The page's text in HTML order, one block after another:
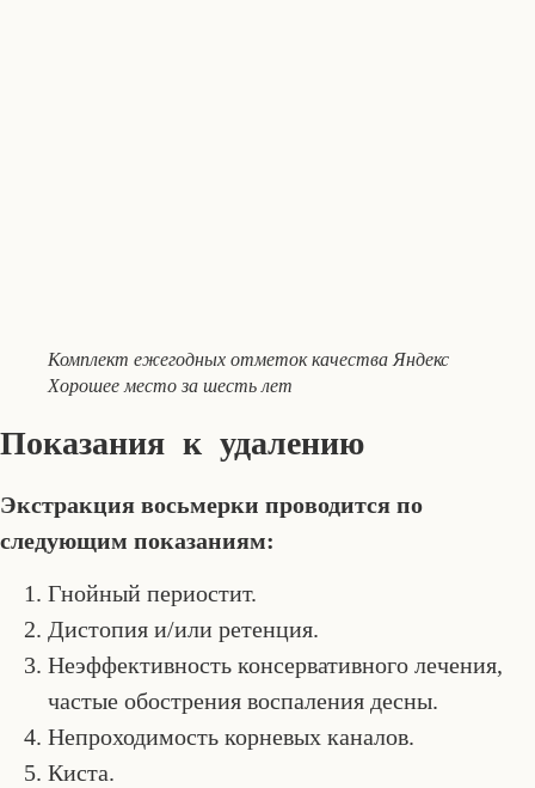
Комплект ежегодных отметок качества Яндекс
Хорошее место за шесть лет
Показания к удалению
Экстракция восьмерки проводится по
следующим показаниям:
Гнойный периостит.
Дистопия и/или ретенция.
Неэффективность консервативного лечения,
частые обострения воспаления десны.
Непроходимость корневых каналов.
Киста.